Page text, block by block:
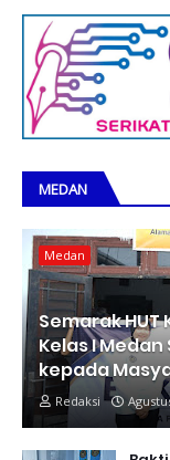
MEDAN
Medan
Semarak HUT
Kelas I
kepada
Redaksi